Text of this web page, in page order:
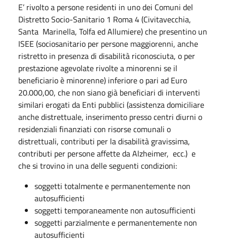
E’ rivolto a persone residenti in uno dei Comuni del
Distretto Socio-Sanitario 1 Roma 4 (Civitavecchia,
Santa Marinella, Tolfa ed Allumiere) che presentino un
ISEE (sociosanitario per persone maggiorenni, anche
ristretto in presenza di disabilità riconosciuta, o per
prestazione agevolate rivolte a minorenni se il
beneficiario è minorenne) inferiore o pari ad Euro
20.000,00, che non siano già beneficiari di interventi
similari erogati da Enti pubblici (assistenza domiciliare
anche distrettuale, inserimento presso centri diurni o
residenziali finanziati con risorse comunali o
distrettuali, contributi per la disabilità gravissima,
contributi per persone affette da Alzheimer, ecc.) e
che si trovino in una delle seguenti condizioni:
soggetti totalmente e permanentemente non
autosufficienti
soggetti temporaneamente non autosufficienti
soggetti parzialmente e permanentemente non
autosufficienti